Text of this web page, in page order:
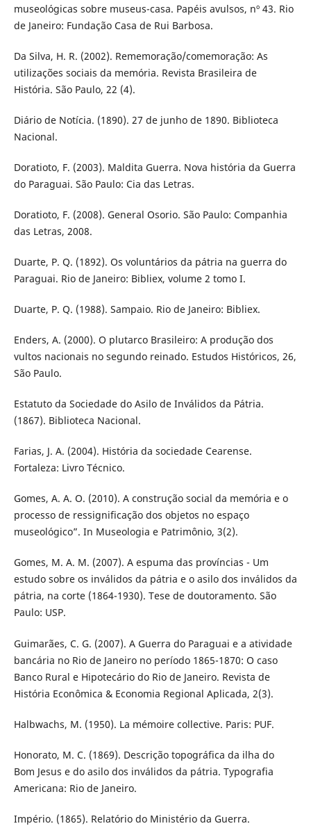
museológicas sobre museus-casa. Papéis avulsos, nº 43. Rio
de Janeiro: Fundação Casa de Rui Barbosa.
Da Silva, H. R. (2002). Rememoração/comemoração: As
utilizações sociais da memória. Revista Brasileira de
História. São Paulo, 22 (4).
Diário de Notícia. (1890). 27 de junho de 1890. Biblioteca
Nacional.
Doratioto, F. (2003). Maldita Guerra. Nova história da Guerra
do Paraguai. São Paulo: Cia das Letras.
Doratioto, F. (2008). General Osorio. São Paulo: Companhia
das Letras, 2008.
Duarte, P. Q. (1892). Os voluntários da pátria na guerra do
Paraguai. Rio de Janeiro: Bibliex, volume 2 tomo I.
Duarte, P. Q. (1988). Sampaio. Rio de Janeiro: Bibliex.
Enders, A. (2000). O plutarco Brasileiro: A produção dos
vultos nacionais no segundo reinado. Estudos Históricos, 26,
São Paulo.
Estatuto da Sociedade do Asilo de Inválidos da Pátria.
(1867). Biblioteca Nacional.
Farias, J. A. (2004). História da sociedade Cearense.
Fortaleza: Livro Técnico.
Gomes, A. A. O. (2010). A construção social da memória e o
processo de ressignificação dos objetos no espaço
museológico”. In Museologia e Patrimônio, 3(2).
Gomes, M. A. M. (2007). A espuma das províncias - Um
estudo sobre os inválidos da pátria e o asilo dos inválidos da
pátria, na corte (1864-1930). Tese de doutoramento. São
Paulo: USP.
Guimarães, C. G. (2007). A Guerra do Paraguai e a atividade
bancária no Rio de Janeiro no período 1865-1870: O caso
Banco Rural e Hipotecário do Rio de Janeiro. Revista de
História Econômica & Economia Regional Aplicada, 2(3).
Halbwachs, M. (1950). La mémoire collective. Paris: PUF.
Honorato, M. C. (1869). Descrição topográfica da ilha do
Bom Jesus e do asilo dos inválidos da pátria. Typografia
Americana: Rio de Janeiro.
Império. (1865). Relatório do Ministério da Guerra.